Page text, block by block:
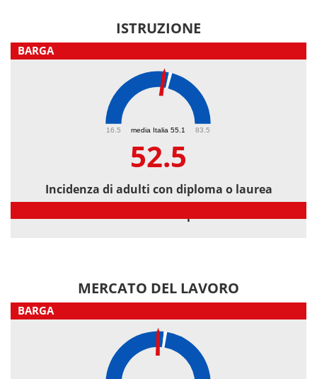
ISTRUZIONE
BARGA
media Italia 55.1
16.5 83.5
52.5
Incidenza di adulti con diploma o laurea
MERCATO DEL LAVORO
BARGA